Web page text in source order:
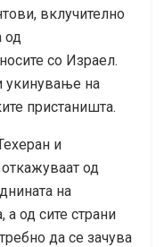
вклучително
од
со Израел.
укинување на
пристаништа.
и
од
на
а од сите страни
да се зачува